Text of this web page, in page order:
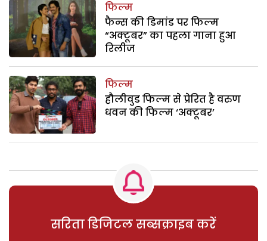
फिल्म
फैन्स की डिमांड पर फिल्म
“अक्टूबर” का पहला गाना हुआ
रिलीज
फिल्म
हौलीवुड फिल्म से प्रेरित है वरुण
धवन की फिल्म ‘अक्टूबर’
सरिता डिजिटल सब्सक्राइब करें